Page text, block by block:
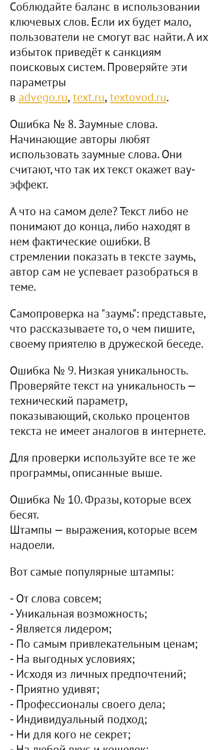
Соблюдайте баланс в использовании
ключевых слов. Если их будет мало,
пользователи не смогут вас найти. А их
избыток приведёт к санкциям
поисковых систем. Проверяйте эти
параметры
в advego.ru, text.ru, textovod.ru.
Ошибка № 8. Заумные слова.
Начинающие авторы любят
использовать заумные слова. Они
считают, что так их текст окажет вау-
эффект.
А что на самом деле? Текст либо не
понимают до конца, либо находят в
нем фактические ошибки. В
стремлении показать в тексте заумь,
автор сам не успевает разобраться в
теме.
Самопроверка на "заумь": представьте,
что рассказываете то, о чем пишите,
своему приятелю в дружеской беседе.
Ошибка № 9. Низкая уникальность.
Проверяйте текст на уникальность —
технический параметр,
показывающий, сколько процентов
текста не имеет аналогов в интернете.
Для проверки используйте все те же
программы, описанные выше.
Ошибка № 10. Фразы, которые всех
бесят.
Штампы — выражения, которые всем
надоели.
Вот самые популярные штампы:
- От слова совсем;
- Уникальная возможность;
- Является лидером;
- По самым привлекательным ценам;
- На выгодных условиях;
- Исходя из личных предпочтений;
- Приятно удивят;
- Профессионалы своего дела;
- Индивидуальный подход;
- Ни для кого не секрет;